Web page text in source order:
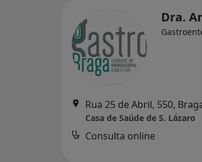
Dra.
Rua 25 de Abril, 550,
Casa de Saúde de S. Lázaro
Consulta online